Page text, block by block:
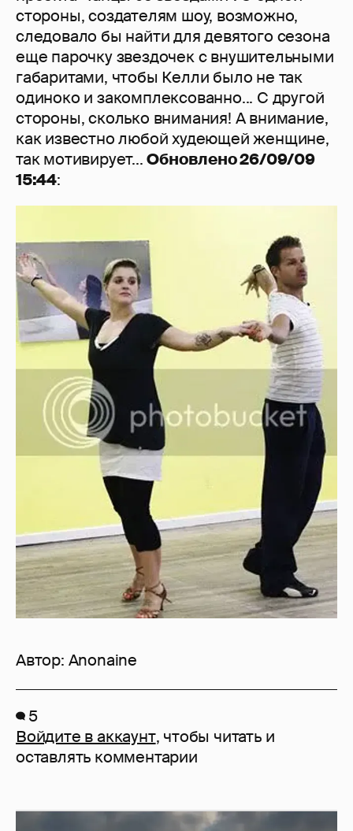
стороны, создателям шоу, возможно,
следовало бы найти для девятого сезона
еще парочку звездочек с внушительными
габаритами, чтобы Келли было не так
одиноко и закомплексованно... С другой
стороны, сколько внимания! А внимание,
как известно любой худеющей женщине,
так мотивирует...Обновлено 26/09/09
15:44:
Автор: Anonaine
5
Войдите в аккаунт, чтобы читать и
оставлять комментарии